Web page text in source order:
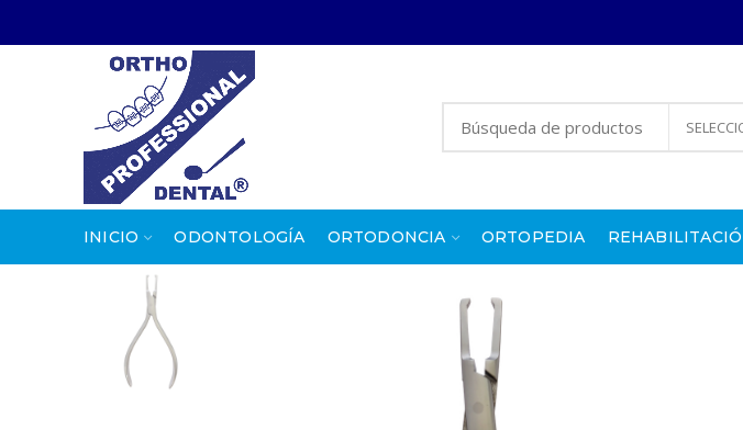
INICIO ODONTOLOGÍA ORTODONCIA ORTOPEDIA